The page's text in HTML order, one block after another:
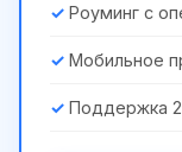
Роуминг с
Мобильное
Поддержка